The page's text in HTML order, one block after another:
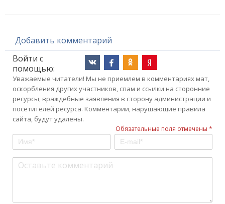
Добавить комментарий
Войти с
помощью:
Уважаемые читатели! Мы не приемлем в комментариях мат,
оскорбления других участников, спам и ссылки на сторонние
ресурсы, враждебные заявления в сторону администрации и
посетителей ресурса. Комментарии, нарушающие правила
сайта, будут удалены.
Обязательные поля отмечены *